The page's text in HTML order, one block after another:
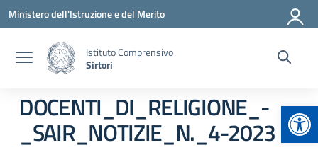
Vai ai contenuti
Vai al menu di navigazione
Vai al footer
Ministero dell'Istruzione e del Merito
Istituto Comprensivo
Sirtori
DOCENTI_DI_RELIGIONE_-
_SAIR_NOTIZIE_N._4-2023